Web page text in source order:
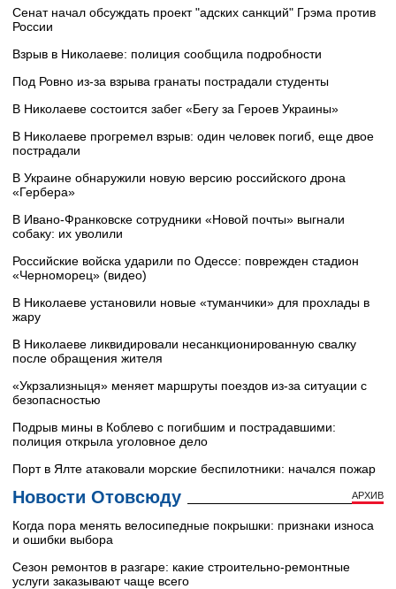
Сенат начал обсуждать проект "адских санкций" Грэма против
России
Взрыв в Николаеве: полиция сообщила подробности
Под Ровно из-за взрыва гранаты пострадали студенты
В Николаеве состоится забег «Бегу за Героев Украины»
В Николаеве прогремел взрыв: один человек погиб, еще двое
пострадали
В Украине обнаружили новую версию российского дрона
«Гербера»
В Ивано-Франковске сотрудники «Новой почты» выгнали
собаку: их уволили
Российские войска ударили по Одессе: поврежден стадион
«Черноморец» (видео)
В Николаеве установили новые «туманчики» для прохлады в
жару
В Николаеве ликвидировали несанкционированную свалку
после обращения жителя
«Укрзализныця» меняет маршруты поездов из-за ситуации с
безопасностью
Подрыв мины в Коблево с погибшим и пострадавшими:
полиция открыла уголовное дело
Порт в Ялте атаковали морские беспилотники: начался пожар
Новости Отовсюду АРХИВ
Когда пора менять велосипедные покрышки: признаки износа
и ошибки выбора
Сезон ремонтов в разгаре: какие строительно-ремонтные
услуги заказывают чаще всего